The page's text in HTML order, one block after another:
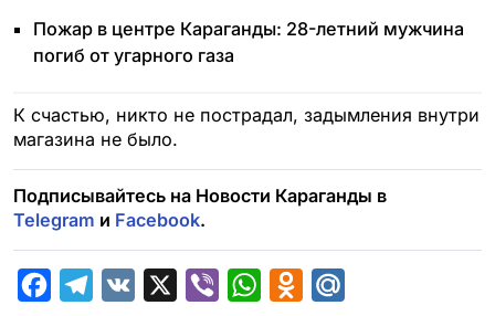
Пожар в центре Караганды: 28-летний мужчина
погиб от угарного газа
К счастью, никто не пострадал, задымления внутри
магазина не было.
Подписывайтесь на Новости Караганды в
Telegram и Facebook.
W